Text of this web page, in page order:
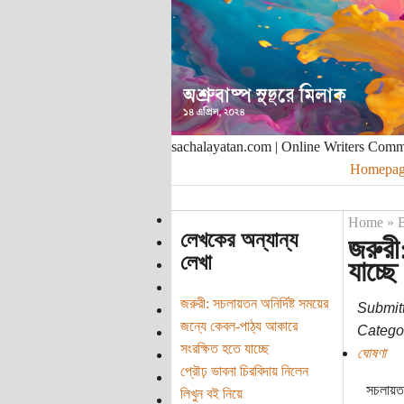
sachalayatan.com | Online Writers
লেখকের অন্যান্য
লেখা
জরুরী: সচলায়তন অনির্দিষ্ট সময়ের
জন্যে কেবল-পাঠ্য আকারে
সংরক্ষিত হতে যাচ্ছে
প্রৌঢ় ভাবনা চিরবিদায় নিলেন
লিখুন বই নিয়ে
Home»
যাচ্ছে
ঘোষণা